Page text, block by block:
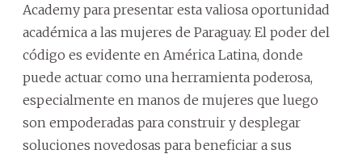
Academy para presentar esta valiosa oportunidad
académica a las mujeres de Paraguay. El poder del
código es evidente en América Latina, donde
puede actuar como una herramienta poderosa,
especialmente en manos de mujeres que luego
son empoderadas para construir y desplegar
soluciones novedosas para beneficiar a sus